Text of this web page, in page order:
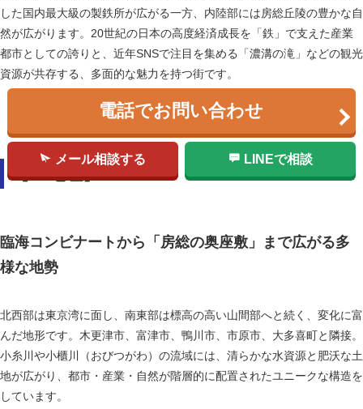
した国内最大級の製鉄所が広がる一方、内陸部には房総丘陵の豊かな自
然が広がります。20世紀の日本の高度経済成長を「鉄」で支えた産業
都市としての誇りと、近年SNSで注目を集める「濃溝の滝」などの観光
資源が共存する、多面的な魅力を持つ街です。
【2. 地理】
臨海コンビナートから「房総の奥座敷」まで広がる多
様な地勢
北西部は東京湾に面し、南東部は標高の高い山間部へと続く、変化に富
んだ地形です。木更津市、富津市、鴨川市、市原市、大多喜町と隣接。
小糸川や小櫃川（おびつがわ）の流域には、清らかな水資源と肥沃な土
地が広がり、都市・産業・自然が階層的に配置されたユニークな構造を
しています。
電話でお問い合わせ
メール相談する LINEで相談